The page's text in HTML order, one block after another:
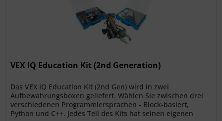
VEX IQ Education Kit (2nd Generation)
Das VEX IQ Education Kit (2nd Gen) wird in zwei
Aufbewahrungsboxen geliefert. Wählen Sie zwischen drei
verschiedenen Programmiersprachen - Block-basiert,
Python und C++. Jedes Teil des Kits hat seinen eigenen